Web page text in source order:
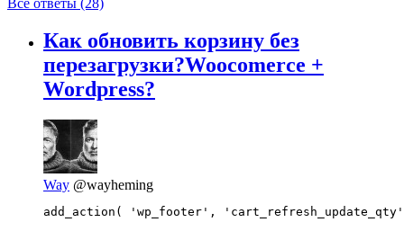
Как обновить корзину без
перезагрузки?Woocomerce +
Wordpress?
Way @wayheming
add_action( 'wp_footer',